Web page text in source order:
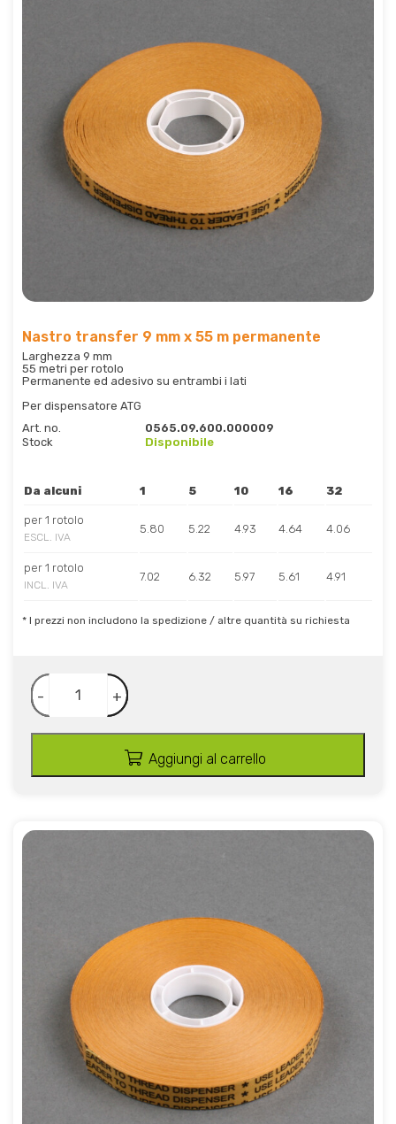
Nastro transfer 9 mm x 55 m permanente
Larghezza 9 mm
55 metri per rotolo
Permanente ed adesivo su entrambi i lati
Per dispensatore ATG
Art. no.
0565.09.600.000009
Stock
Disponibile
Da alcuni 1 5 10 16 32
per 1 rotolo
ESCL. IVA
5.80 5.22 4.93 4.64 4.06
per 1 rotolo
INCL. IVA
7.02 6.32 5.97 5.61 4.91
* I prezzi non includono la spedizione / altre quantità su richiesta
- +
Aggiungi al carrello